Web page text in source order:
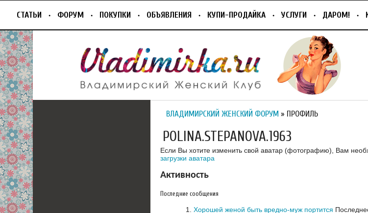
СТАТЬИ ФОРУМ ПОКУПКИ ОБЪЯВЛЕНИЯ КУПИ-ПРОДАЙКА УСЛУГИ ДАРОМ!
ВЛАДИМИРСКИЙ ЖЕНСКИЙ ФОРУМ » ПРОФИЛЬ
POLINA.STEPANOVA.1963
Если Вы хотите изменить свой аватар (фотографию), Вам
загрузки аватара
Активность
Последние сообщения
Хорошей женой быть вредно-муж портится